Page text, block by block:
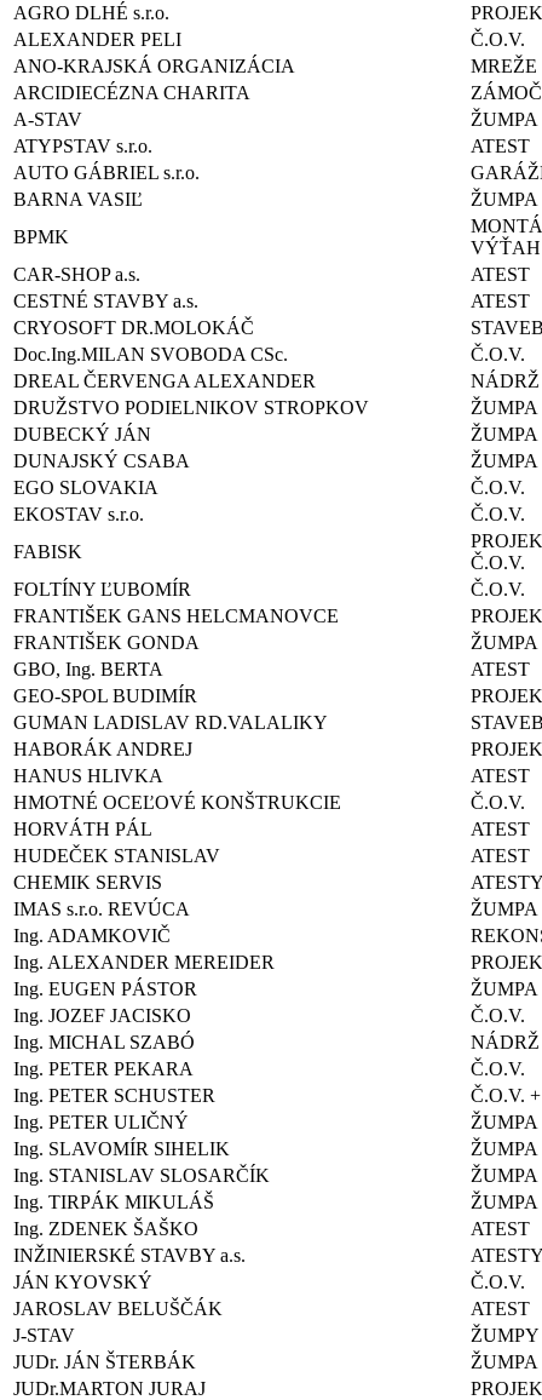
AGRO DLHÉ s.r.o.
ALEXANDER PELI
Č.O.V.
ANO-KRAJSKÁ ORGANIZÁCIA
MREŽE
ARCIDIECÉZNA CHARITA
A-STAV
ŽUMPA
ATYPSTAV s.r.o.
ATEST
AUTO GÁBRIEL s.r.o.
BARNA VASIĽ
ŽUMPA
BPMK
CAR-SHOP a.s.
ATEST
CESTNÉ STAVBY a.s.
ATEST
CRYOSOFT DR.MOLOKÁČ
Doc.Ing.MILAN SVOBODA CSc.
Č.O.V.
DREAL ČERVENGA ALEXANDER
NÁDRŽ
DRUŽSTVO PODIELNIKOV STROPKOV
ŽUMPA
DUBECKÝ JÁN
ŽUMPA
DUNAJSKÝ CSABA
ŽUMPA
EGO SLOVAKIA
Č.O.V.
EKOSTAV s.r.o.
Č.O.V.
FABISK
Č.O.V.
FOLTÍNY ĽUBOMÍR
Č.O.V.
FRANTIŠEK GANS HELCMANOVCE
FRANTIŠEK GONDA
ŽUMPA
GBO, Ing. BERTA
ATEST
GEO-SPOL BUDIMÍR
GUMAN LADISLAV RD.VALALIKY
HABORÁK ANDREJ
HANUS HLIVKA
ATEST
HMOTNÉ OCEĽOVÉ KONŠTRUKCIE
Č.O.V.
HORVÁTH PÁL
ATEST
HUDEČEK STANISLAV
ATEST
CHEMIK SERVIS
IMAS s.r.o. REVÚCA
ŽUMPA
Ing. ADAMKOVIČ
Ing. ALEXANDER MEREIDER
Ing. EUGEN PÁSTOR
ŽUMPA
Ing. JOZEF JACISKO
Č.O.V.
Ing. MICHAL SZABÓ
NÁDRŽ
Ing. PETER PEKARA
Č.O.V.
Ing. PETER SCHUSTER
Č.O.V.
Ing. PETER ULIČNÝ
ŽUMPA
Ing. SLAVOMÍR SIHELIK
ŽUMPA
Ing. STANISLAV SLOSARČÍK
ŽUMPA
Ing. TIRPÁK MIKULÁŠ
ŽUMPA
Ing. ZDENEK ŠAŠKO
ATEST
INŽINIERSKÉ STAVBY a.s.
JÁN KYOVSKÝ
Č.O.V.
JAROSLAV BELUŠČÁK
ATEST
J-STAV
ŽUMPY
JUDr. JÁN ŠTERBÁK
ŽUMPA
JUDr.MARTON JURAJ